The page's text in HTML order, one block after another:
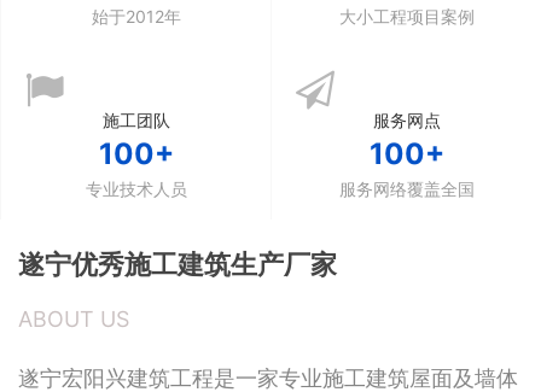
始于2012年 大小工程项目案例
施工团队
100+
专业技术人员
服务网点
100+
服务网络覆盖全国
遂宁优秀施工建筑生产厂家
ABOUT US
遂宁宏阳兴建筑工程是一家专业施工建筑屋面及墙体